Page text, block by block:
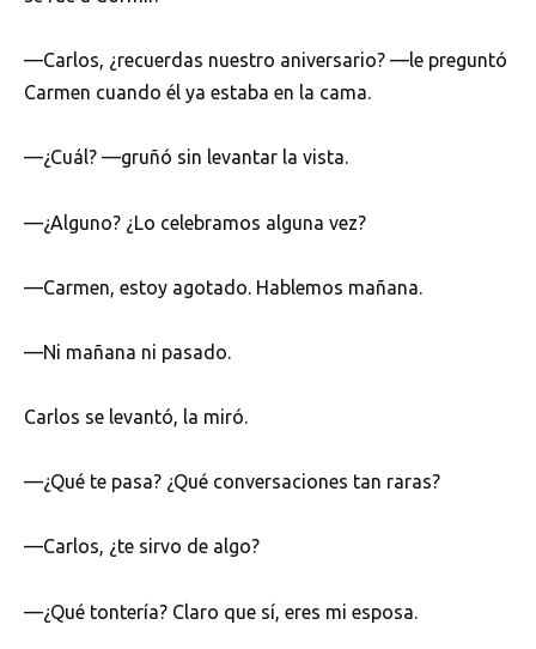
—Carlos, ¿recuerdas nuestro aniversario? —le preguntó
Carmen cuando él ya estaba en la cama.
—¿Cuál? —gruñó sin levantar la vista.
—¿Alguno? ¿Lo celebramos alguna vez?
—Carmen, estoy agotado. Hablemos mañana.
—Ni mañana ni pasado.
Carlos se levantó, la miró.
—¿Qué te pasa? ¿Qué conversaciones tan raras?
—Carlos, ¿te sirvo de algo?
—¿Qué tontería? Claro que sí, eres mi esposa.